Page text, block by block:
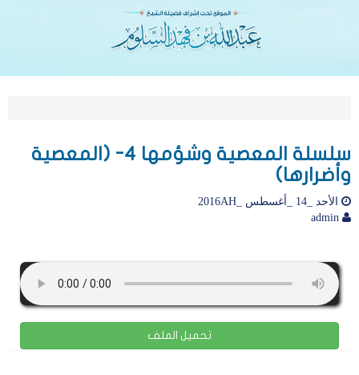
سلسلة المعصية وشؤمها 4- (المعصية
وأضرارها)
الأحد _14 _أغسطس _2016AH
تحميل الملف